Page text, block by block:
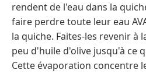
rendent de l'eau dans la
faire perdre toute leur eau
la quiche. Faites-les revenir à
peu d'huile d'olive jusqu'à ce
Cette évaporation concentre